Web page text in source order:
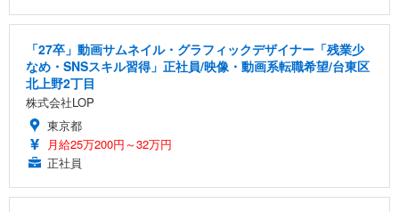
「27卒」動画サムネイル・グラフィックデザイナー「残業少
なめ・SNSスキル習得」正社員/映像・動画系転職希望/台東区
北上野2丁目
株式会社LOP
東京都
月給25万200円～32万円
正社員